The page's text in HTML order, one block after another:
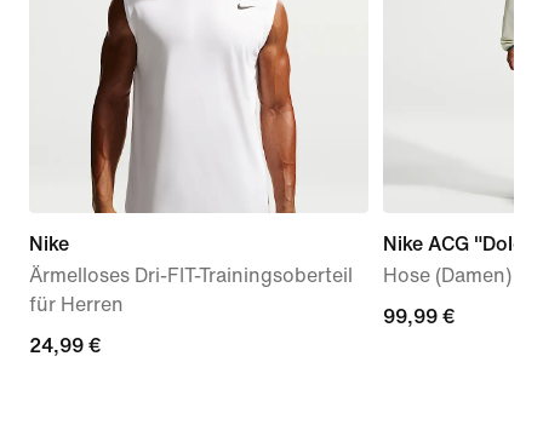
Nike
Ärmelloses Dri-FIT-Trainingsoberteil
für Herren
24,99 €
24,99 €
Nike ACG
Hose (Damen)
99,99 €
99,99 €